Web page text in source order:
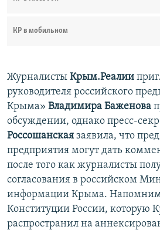
КР в мобильном
Журналисты Крым.Реалии
руководителя российского
Крыма» Владимира Баженова
обсуждении, однако пресс-
Россошанская заявила, что
предприятия могут дать
после того как журналисты
согласования в российском
информации Крыма. Напомним,
Конституции России, которую
распространил на